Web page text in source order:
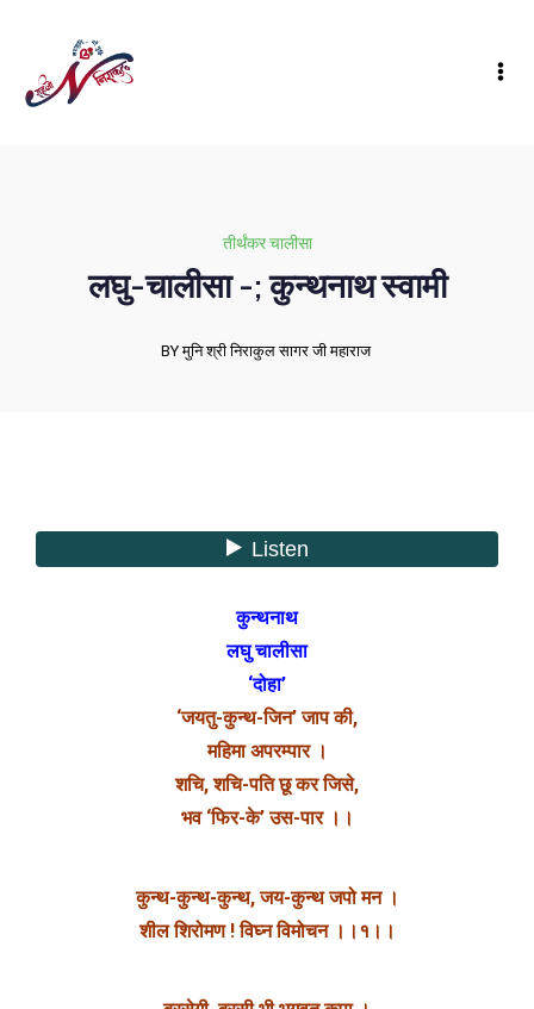
तीर्थंकर चालीसा
लघु-चालीसा -; कुन्थनाथ स्वामी
BY मुनि श्री निराकुल सागर जी महाराज
कुन्थनाथ
लघु चालीसा
‘दोहा’
‘जयतु-कुन्थ-जिन’ जाप की,
महिमा अपरम्पार ।
शचि, शचि-पति छू कर जिसे,
भव ‘फिर-के’ उस-पार ।।
कुन्थ-कुन्थ-कुन्थ, जय-कुन्थ जपो मन ।
शील शिरोमण ! विघ्न विमोचन ।।१।।